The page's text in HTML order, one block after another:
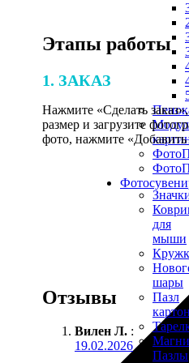
для
мыши
шары
Пазл
Пазлы
Этапы работы
1. ЗАКАЗ
Нажмите «Сделать
размер и загрузите
фото, нажмите «Добавить
Отзывы
Вилен Л. :
19.02.2026